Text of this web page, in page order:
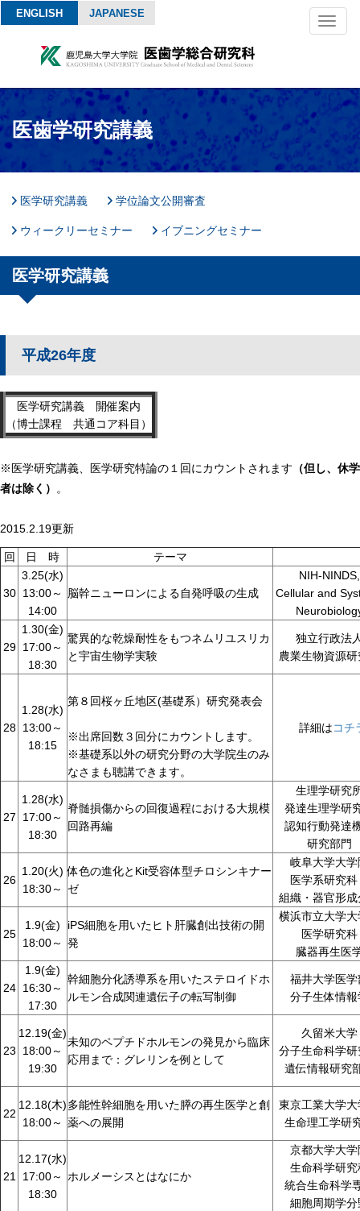
ENGLISH JAPANESE
医歯学研究講義
医学研究講義 学位論文公開審査
ウィークリーセミナー イブニングセミナー
医学研究講義
平成26年度
医学研究講義 開催案内
（博士課程 共通コア科目）
※医学研究講義、医学研究特論の１回にカウントされます （但し、休学
者は除く ） 。
2015.2.19更新
回 日 時 テーマ
30
3.25(水)
13:00～
14:00
脳幹ニューロンによる自発呼吸の生成
NIH-NINDS,
Cellular and
29
1.30(金)
17:00～
18:30
驚異的な乾燥耐性をもつネムリユスリカ
と宇宙生物学実験
独立行政法
農業生物資源
28
1.28(水)
13:00～
18:15
第８回桜ヶ丘地区(基礎系）研究発表会
※出席回数３回分にカウントします。
※基礎系以外の研究分野の大学院生のみ
なさまも聴講できます。
詳細はコチ
27
1.28(水)
17:00～
18:30
脊髄損傷からの回復過程における大規模
回路再編
生理学研究
発達生理学研
認知行動発達
研究部門
26
1.20(火)
18:30～
体色の進化とKit受容体型チロシンキナー
ゼ
岐阜大学大学
医学系研究
組織・器官形成
25
1.9(金)
18:00～
iPS細胞を用いたヒト肝臓創出技術の開
発
横浜市立大学大
医学研究科
臓器再生医
24
1.9(金)
16:30～
17:30
幹細胞分化誘導系を用いたステロイドホ
ルモン合成関連遺伝子の転写制御
福井大学医学
分子生体情報
23
12.19(金)
18:00～
19:30
未知のペプチドホルモンの発見から臨床
応用まで：グレリンを例として
久留米大学
分子生命科学研
遺伝情報研究
22
12.18(木)
18:00～
多能性幹細胞を用いた膵の再生医学と創
薬への展開
東京工業大学大
生命理工学研
21
12.17(水)
17:00～
18:30
ホルメーシスとはなにか
京都大学大学
生命科学研究
統合生命科学
細胞周期学分